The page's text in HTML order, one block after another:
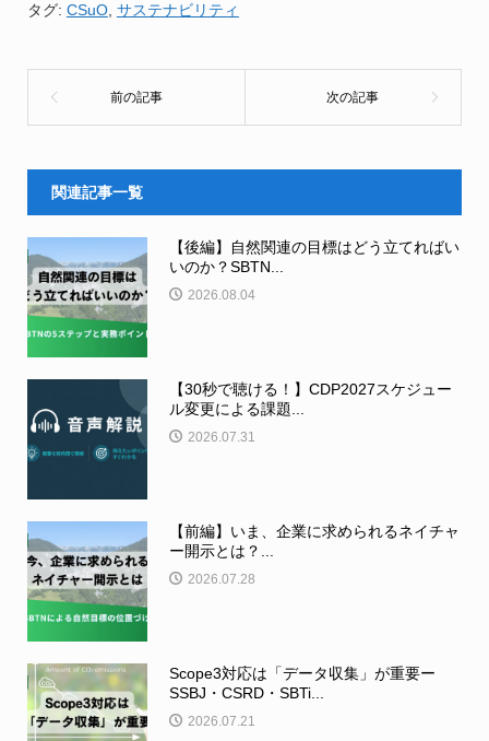
タグ: CSuO, サステナビリティ
関連記事一覧
【後編】自然関連の目標はどう立てればい
いのか？SBTN...
2026.08.04
【30秒で聴ける！】CDP2027スケジュー
ル変更による課題...
2026.07.31
【前編】いま、企業に求められるネイチャ
ー開示とは？...
2026.07.28
Scope3対応は「データ収集」が重要ー
SSBJ・CSRD・SBTi...
2026.07.21